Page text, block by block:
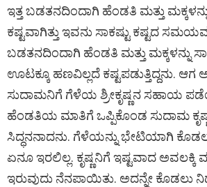
ಇತ್ತ ಬಡತನದಿಂದಾಗಿ ಹೆಂಡತಿ ಮತ್ತು
ಕಷ್ಟವಾಗಿತ್ತು ಇವನು ಸಾಕಷ್ಟು ಕಷ್ಟದ
ಬಡತನದಿಂದಾಗಿ ಹೆಂಡತಿ ಮತ್ತು ಮಕ್ಕಳನ್ನು
ಊಟಕ್ಕೂ ಹಣವಿಲ್ಲದೆ ಕಷ್ಟಪಡುತ್ತಿದ್ದನು.
ಸುದಾಮನಿಗೆ ಗೆಳೆಯ ಶ್ರೀಕೃಷ್ಣನ ಸಹಾಯ
ಹೆಂಡತಿಯ ಮಾತಿಗೆ ಒಪ್ಪಿಕೊಂಡ ಸುದಾಮ
ಸಿದ್ಧನನಾದನು. ಗೆಳೆಯನ್ನು ಭೇಟಿಯಾಗಿ
ಏನೂ ಇರಲಿಲ್ಲ. ಕೃಷ್ಣನಿಗೆ ಇಷ್ಟವಾದ ಅವಲಕ್ಕಿ
ಇರುವುದು ನೆನಪಾಯಿತು. ಅದನ್ನೇ ಕೊಡಲು